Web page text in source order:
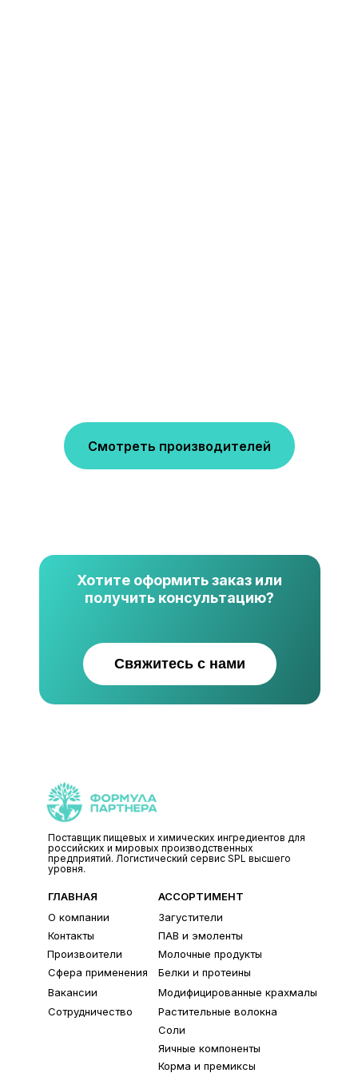
Смотреть производителей
Свяжитесь с нами
Хотите оформить заказ или
получить консультацию?
Поставщик пищевых и химических ингредиентов для
российских и мировых производственных
предприятий. Логистический сервис SPL высшего
уровня.
О компании
Контакты
Произвоители
Сфера применения
Вакансии
Сотрудничество
ГЛАВНАЯ
Загустители
ПАВ и эмоленты
Молочные продукты
Белки и протеины
Модифицированные крахмалы
Растительные волокна
Соли
Яичные компоненты
Корма и премиксы
АССОРТИМЕНТ